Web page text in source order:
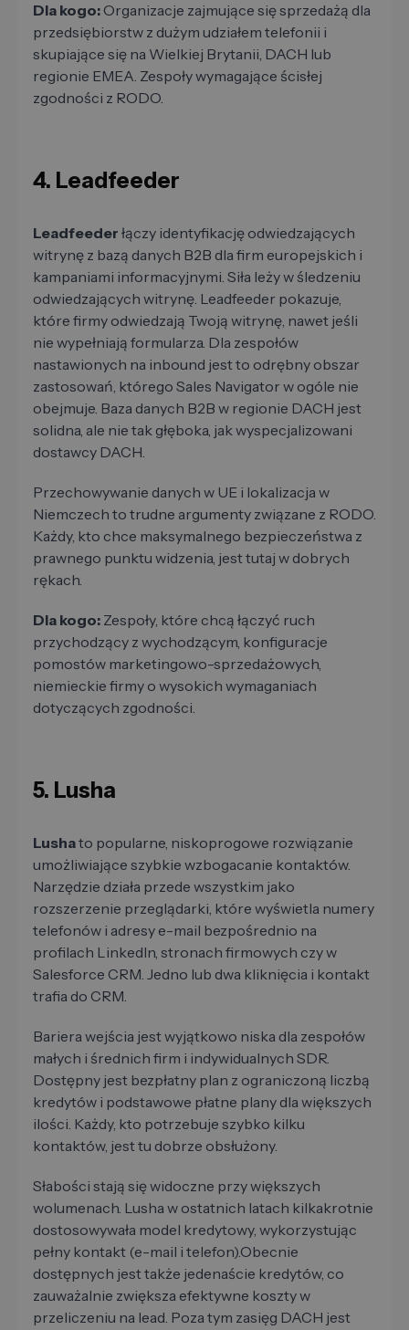
Dla kogo:Organizacje zajmujące się sprzedażą dla
przedsiębiorstw z dużym udziałem telefonii i
skupiające się na Wielkiej Brytanii, DACH lub
regionie EMEA. Zespoły wymagające ścisłej
zgodności z RODO.
4. Leadfeeder
Leadfeeder łączy identyfikację odwiedzających
witrynę z bazą danych B2B dla firm europejskich i
kampaniami informacyjnymi. Siła leży w śledzeniu
odwiedzających witrynę. Leadfeeder pokazuje,
które firmy odwiedzają Twoją witrynę, nawet jeśli
nie wypełniają formularza. Dla zespołów
nastawionych na inbound jest to odrębny obszar
zastosowań, którego Sales Navigator w ogóle nie
obejmuje. Baza danych B2B w regionie DACH jest
solidna, ale nie tak głęboka, jak wyspecjalizowani
dostawcy DACH.
Przechowywanie danych w UE i lokalizacja w
Niemczech to trudne argumenty związane z RODO.
Każdy, kto chce maksymalnego bezpieczeństwa z
prawnego punktu widzenia, jest tutaj w dobrych
rękach.
Dla kogo: Zespoły, które chcą łączyć ruch
przychodzący z wychodzącym, konfiguracje
pomostów marketingowo-sprzedażowych,
niemieckie firmy o wysokich wymaganiach
dotyczących zgodności.
5. Lusha
Lushato popularne, niskoprogowe rozwiązanie
umożliwiające szybkie wzbogacanie kontaktów.
Narzędzie działa przede wszystkim jako
rozszerzenie przeglądarki, które wyświetla numery
telefonów i adresy e-mail bezpośrednio na
profilach LinkedIn, stronach firmowych czy w
Salesforce CRM. Jedno lub dwa kliknięcia i kontakt
trafia do CRM.
Bariera wejścia jest wyjątkowo niska dla zespołów
małych i średnich firm i indywidualnych SDR.
Dostępny jest bezpłatny plan z ograniczoną liczbą
kredytów i podstawowe płatne plany dla większych
ilości. Każdy, kto potrzebuje szybko kilku
kontaktów, jest tu dobrze obsłużony.
Słabości stają się widoczne przy większych
wolumenach. Lusha w ostatnich latach kilkakrotnie
dostosowywała model kredytowy, wykorzystując
pełny kontakt (e-mail i telefon).Obecnie
dostępnych jest także jedenaście kredytów, co
zauważalnie zwiększa efektywne koszty w
przeliczeniu na lead. Poza tym zasięg DACH jest